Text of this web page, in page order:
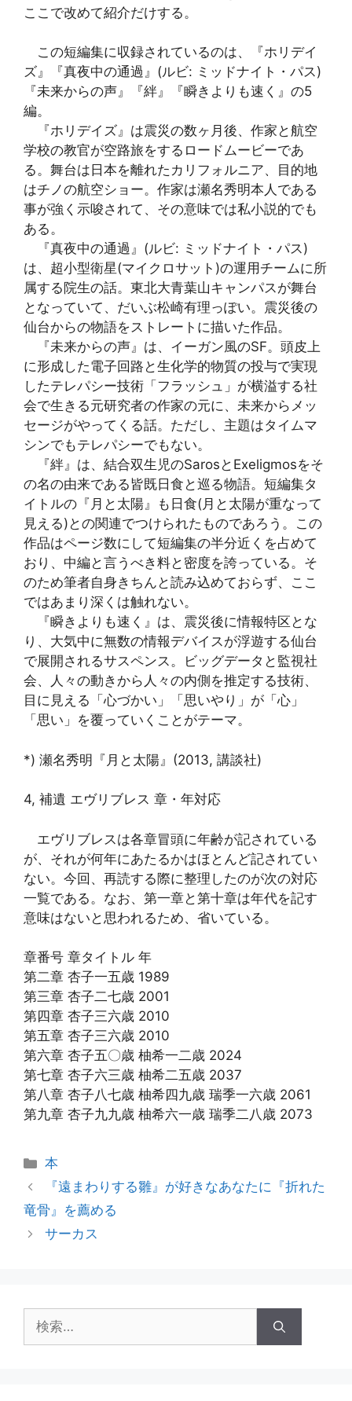
ここで改めて紹介だけする。
この短編集に収録されているのは、『ホリデイ
ズ』『真夜中の通過』(ルビ: ミッドナイト・パス)
『未来からの声』『絆』『瞬きよりも速く』の5
編。
『ホリデイズ』は震災の数ヶ月後、作家と航空
学校の教官が空路旅をするロードムービーであ
る。舞台は日本を離れたカリフォルニア、目的地
はチノの航空ショー。作家は瀬名秀明本人である
事が強く示唆されて、その意味では私小説的でも
ある。
『真夜中の通過』(ルビ: ミッドナイト・パス)
は、超小型衛星(マイクロサット)の運用チームに所
属する院生の話。東北大青葉山キャンパスが舞台
となっていて、だいぶ松崎有理っぽい。震災後の
仙台からの物語をストレートに描いた作品。
『未来からの声』は、イーガン風のSF。頭皮上
に形成した電子回路と生化学的物質の投与で実現
したテレパシー技術「フラッシュ」が横溢する社
会で生きる元研究者の作家の元に、未来からメッ
セージがやってくる話。ただし、主題はタイムマ
シンでもテレパシーでもない。
『絆』は、結合双生児のSarosとExeligmosをそ
の名の由来である皆既日食と巡る物語。短編集タ
イトルの『月と太陽』も日食(月と太陽が重なって
見える)との関連でつけられたものであろう。この
作品はページ数にして短編集の半分近くを占めて
おり、中編と言うべき料と密度を誇っている。そ
のため筆者自身きちんと読み込めておらず、ここ
ではあまり深くは触れない。
『瞬きよりも速く』は、震災後に情報特区とな
り、大気中に無数の情報デバイスが浮遊する仙台
で展開されるサスペンス。ビッグデータと監視社
会、人々の動きから人々の内側を推定する技術、
目に見える「心づかい」「思いやり」が「心」
「思い」を覆っていくことがテーマ。
*) 瀬名秀明『月と太陽』(2013, 講談社)
4, 補遺 エヴリブレス 章・年対応
エヴリブレスは各章冒頭に年齢が記されている
が、それが何年にあたるかはほとんど記されてい
ない。今回、再読する際に整理したのが次の対応
一覧である。なお、第一章と第十章は年代を記す
意味はないと思われるため、省いている。
章番号 章タイトル 年
第二章 杏子一五歳 1989
第三章 杏子二七歳 2001
第四章 杏子三六歳 2010
第五章 杏子三六歳 2010
第六章 杏子五〇歳 柚希一二歳 2024
第七章 杏子六三歳 柚希二五歳 2037
第八章 杏子八七歳 柚希四九歳 瑞季一六歳 2061
第九章 杏子九九歳 柚希六一歳 瑞季二八歳 2073
カ
テ
リ
ー
本
『遠まわりする雛』が好きなあなたに『折れた
竜骨』を薦める
サーカス
索: